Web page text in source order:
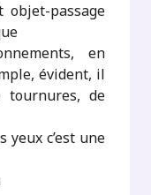
objet-passage
en
évident, il
de
yeux c’est une